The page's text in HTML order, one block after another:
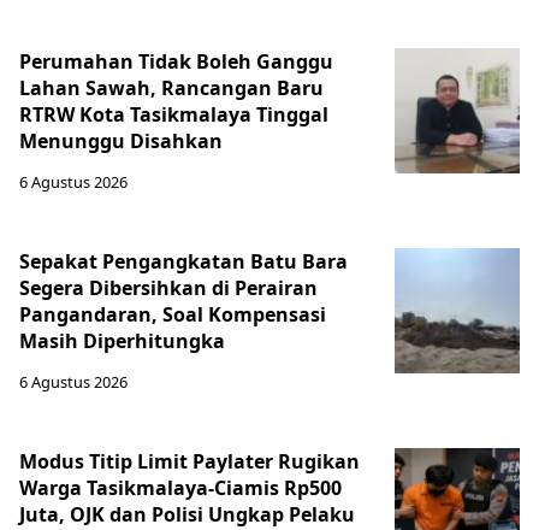
Perumahan Tidak Boleh Ganggu
Lahan Sawah, Rancangan Baru
RTRW Kota Tasikmalaya Tinggal
Menunggu Disahkan
6 Agustus 2026
Sepakat Pengangkatan Batu Bara
Segera Dibersihkan di Perairan
Pangandaran, Soal Kompensasi
Masih Diperhitungka
6 Agustus 2026
Modus Titip Limit Paylater Rugikan
Warga Tasikmalaya-Ciamis Rp500
Juta, OJK dan Polisi Ungkap Pelaku